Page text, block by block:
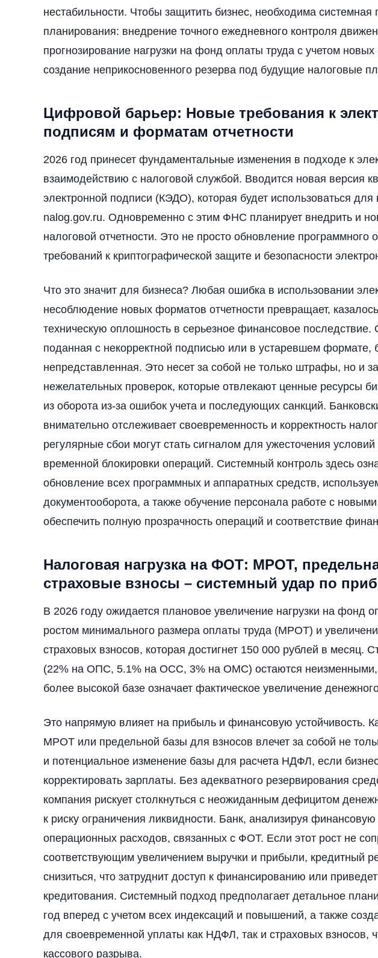
нестабильности. Чтобы защитить бизнес, необходима системная
планирования: внедрение точного ежедневного контроля
прогнозирование нагрузки на фонд оплаты труда с учетом
создание неприкосновенного резерва под будущие налоговые
Цифровой барьер: Новые требования к
подписям и форматам отчетности
2026 год принесет фундаментальные изменения в подходе к
взаимодействию с налоговой службой. Вводится новая версия
электронной подписи (КЭДО), которая будет использоваться для
nalog.gov.ru. Одновременно с этим ФНС планирует внедрить и
налоговой отчетности. Это не просто обновление программного
требований к криптографической защите и безопасности
Что это значит для бизнеса? Любая ошибка в использовании
несоблюдение новых форматов отчетности превращает,
техническую оплошность в серьезное финансовое последствие.
поданная с некорректной подписью или в устаревшем формате,
непредставленная. Это несет за собой не только штрафы, но и
нежелательных проверок, которые отвлекают ценные ресурсы
из оборота из-за ошибок учета и последующих санкций.
внимательно отслеживает своевременность и корректность
регулярные сбои могут стать сигналом для ужесточения
временной блокировки операций. Системный контроль здесь
обновление всех программных и аппаратных средств,
документооборота, а также обучение персонала работе с
обеспечить полную прозрачность операций и соответствие
Налоговая нагрузка на ФОТ: МРОТ,
страховые взносы – системный удар по
В 2026 году ожидается плановое увеличение нагрузки на фонд
ростом минимального размера оплаты труда (МРОТ) и
страховых взносов, которая достигнет 150 000 рублей в месяц.
(22% на ОПС, 5.1% на ОСС, 3% на ОМС) остаются неизменными,
более высокой базе означает фактическое увеличение
Это напрямую влияет на прибыль и финансовую устойчивость.
МРОТ или предельной базы для взносов влечет за собой не
и потенциальное изменение базы для расчета НДФЛ, если
корректировать зарплаты. Без адекватного резервирования
компания рискует столкнуться с неожиданным дефицитом
к риску ограничения ликвидности. Банк, анализируя финансовую
операционных расходов, связанных с ФОТ. Если этот рост не
соответствующим увеличением выручки и прибыли, кредитный
снизиться, что затруднит доступ к финансированию или
кредитования. Системный подход предполагает детальное
год вперед с учетом всех индексаций и повышений, а также
для своевременной уплаты как НДФЛ, так и страховых взносов,
кассового разрыва.